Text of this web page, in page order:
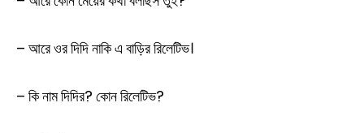
– আরে ওর দিদি নাকি এ বাড়ির রিলেটিভ।
– কি নাম দিদির? কোন রিলেটিভ?